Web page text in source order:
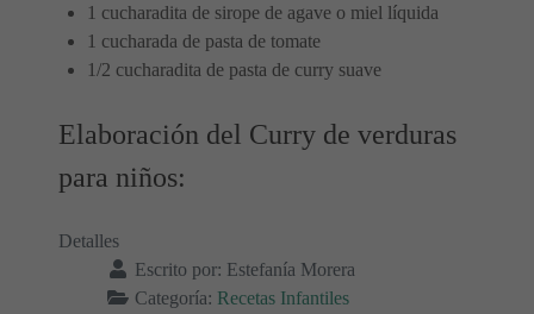
1 cucharadita de sirope de agave o miel líquida
1 cucharada de pasta de tomate
1/2 cucharadita de pasta de curry suave
Elaboración del Curry de verduras
para niños:
Detalles
Escrito por: Estefanía Morera
Categoría: Recetas Infantiles